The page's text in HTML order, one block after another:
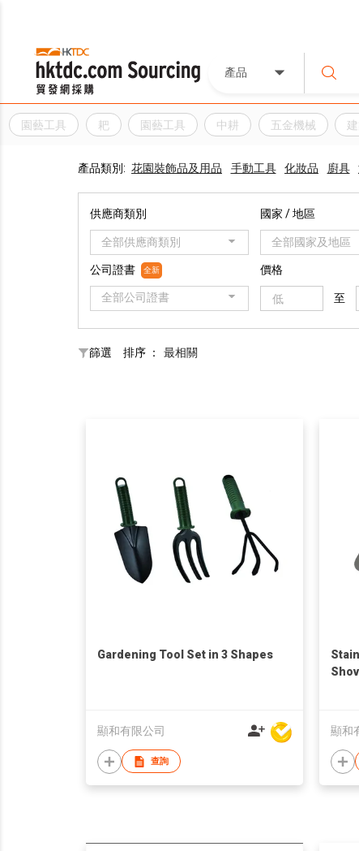
產品
園藝工具 耙 園藝工具 中耕 五金機械
產品類別: 花園裝飾品及用品 手動工具 化妝品 廚具
供應商類別
全部供應商類別
國家 / 地區
全部國家及地區
公司證書 全新
全部公司證書
價格
至
篩選 排序 ： 最相關
Gardening Tool Set in 3 Shapes
顯和有限公司
查詢
顯和